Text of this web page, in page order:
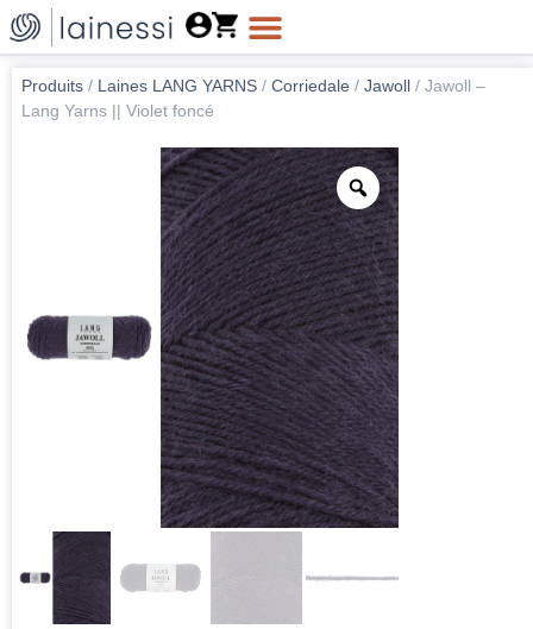
Produits / Laines LANG YARNS / Corriedale / Jawoll / Jawoll –
Lang Yarns || Violet foncé